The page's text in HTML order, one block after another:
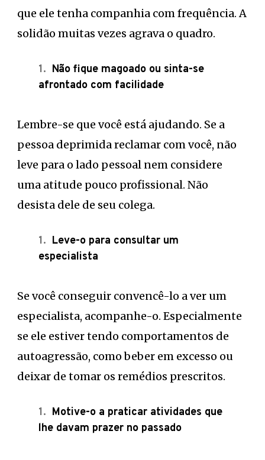
que ele tenha companhia com frequência. A
solidão muitas vezes agrava o quadro.
Não fique magoado ou sinta-se
afrontado com facilidade
Lembre-se que você está ajudando. Se a
pessoa deprimida reclamar com você, não
leve para o lado pessoal nem considere
uma atitude pouco profissional. Não
desista dele de seu colega.
Leve-o para consultar um
especialista
Se você conseguir convencê-lo a ver um
especialista, acompanhe-o. Especialmente
se ele estiver tendo comportamentos de
autoagressão, como beber em excesso ou
deixar de tomar os remédios prescritos.
Motive-o a praticar atividades que
lhe davam prazer no passado